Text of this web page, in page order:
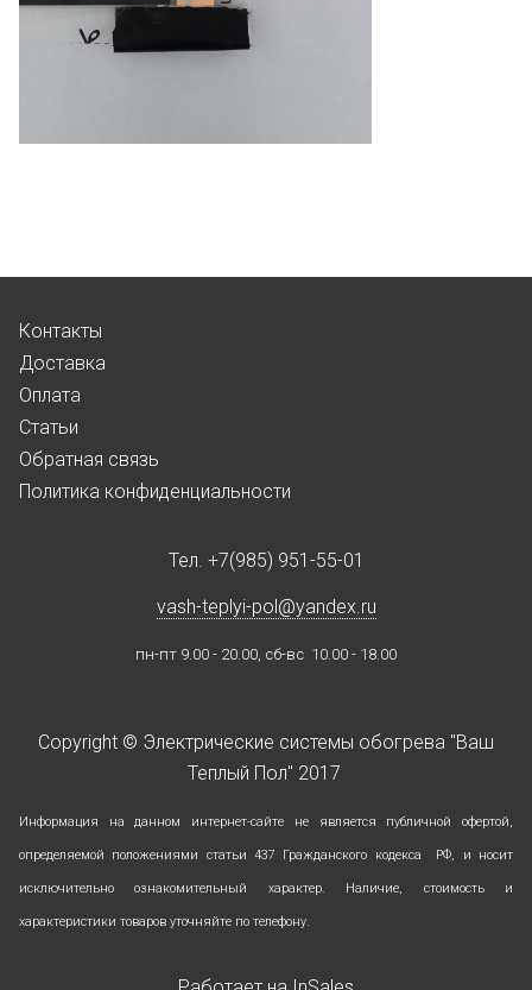
Контакты
Доставка
Оплата
Статьи
Обратная связь
Политика конфиденциальности
Тел. +7(985) 951-55-01
vash-teplyi-pol@yandex.ru
пн-пт 9.00 - 20.00, сб-вс 10.00 - 18.00
Copyright © Электрические системы обогрева "Ваш
Теплый Пол" 2017
Информация на данном интернет-сайте не является публичной офертой,
определяемой положениями статьи 437 Гражданского кодекса РФ, и носит
исключительно ознакомительный характер. Наличие, стоимость и
характеристики товаров уточняйте по телефону.